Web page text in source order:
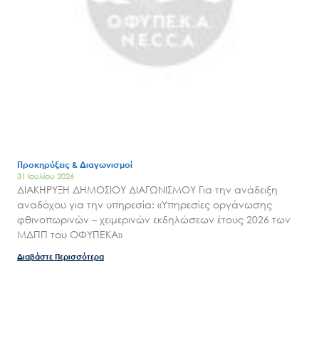
Ο.ΦΥ.ΠΕ.Κ.Α.
Επικοινωνία
Προκηρύξεις & Διαγωνισμοί
31 Ιουλίου 2026
ΔΙΑΚΗΡΥΞΗ ΔΗΜΟΣΙΟΥ ΔΙΑΓΩΝΙΣΜΟΥ Για την ανάδειξη
αναδόχου για την υπηρεσία: «Υπηρεσίες οργάνωσης
φθινοπωρινών – χειμερινών εκδηλώσεων έτους 2026 των
ΜΔΠΠ του ΟΦΥΠΕΚΑ»
Διαβάστε Περισσότερα